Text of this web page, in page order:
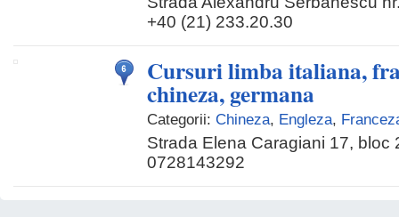
+40 (21) 233.20.30
Cursuri limba italiana,
chineza, germana
Categorii: Chineza, Engleza,
Strada Elena Caragiani 17, bloc
0728143292